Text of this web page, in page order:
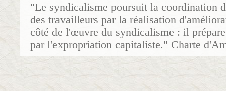
"Le syndicalisme poursuit la coordination
des travailleurs par la réalisation
côté de l'œuvre du syndicalisme : il
par l'expropriation capitaliste." Charte